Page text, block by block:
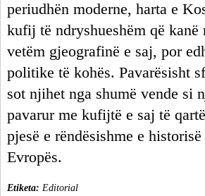
periudhën moderne, harta e
kufij të ndryshueshëm që
vetëm gjeografinë e saj, por
politike të kohës. Pavarësisht
sot njihet nga shumë vende si
pavarur me kufijtë e saj të
pjesë e rëndësishme e
Evropës.
Etiketa: Editorial